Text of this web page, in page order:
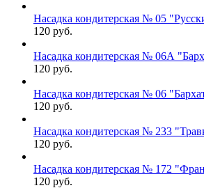
Насадка кондитерская № 05
120 руб.
Насадка кондитерская № 06А
120 руб.
Насадка кондитерская № 06
120 руб.
Насадка кондитерская № 233
120 руб.
Насадка кондитерская № 172
120 руб.